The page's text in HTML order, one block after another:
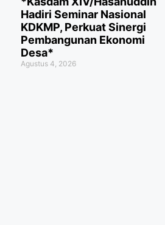
Hadiri Seminar Nasional
KDKMP, Perkuat Sinergi
Pembangunan Ekonomi
Desa*
Agustus 4, 2026